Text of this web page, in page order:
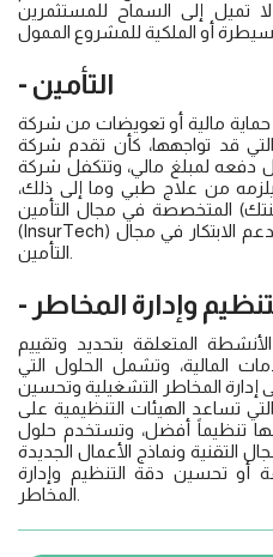
تميل إلى السماح للمستثمرين
- التأمين
حماية مالية أو تعويضات من شركة
قد تواجهها، كأن تقدم شركة
دفعه لمبلغ مالي، وتتكفل شركة
من علاج طبي وما إلى ذلك،
المتخصصة في مجال التأمين
(InsurTech) التقنيات ونماذج الأعمال الجديدة لدعم الابتكار في مجال
وإدارة المخاطر
المتعلقة بتحديد وتقييم
المالية، وتشمل الحلول التي
إدارة المخاطر التشغيلية وتحسين
تساعد الهيئات التنظيمية على
تنظيماً أفضل، وتستخدم حلول
التقنية ونماذج الأعمال الجديدة
أو تحسين دقة التنظيم وإدارة